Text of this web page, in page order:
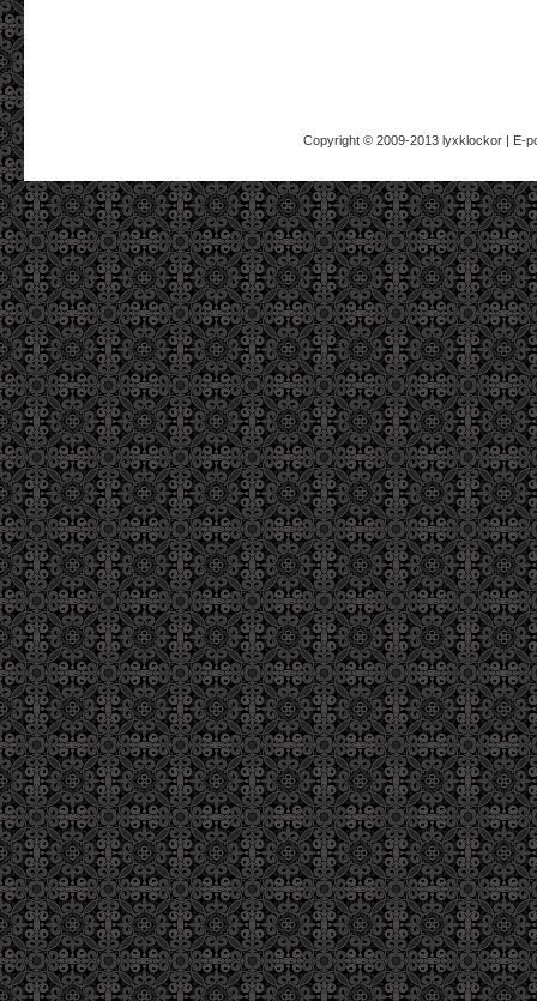
Copyright © 2009-2013lyxklockor | E-